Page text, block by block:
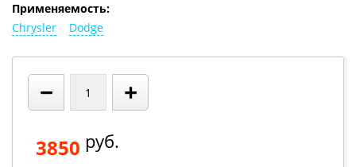
Применяемость:
Chrysler
Dodge
− +
3850 руб.